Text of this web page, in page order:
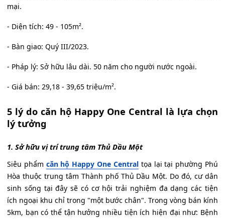
mại.
- Diện tích: 49 - 105m².
- Bàn giao: Quý III/2023.
- Pháp lý: Sở hữu lâu dài. 50 năm cho người nước ngoài.
- Giá bán: 29,18 - 39,65 triệu/m².
5 lý do căn hộ Happy One Central là lựa chọn
lý tưởng
1. Sở hữu vị trí trung tâm Thủ Dầu Một
Siêu phẩm căn hộ Happy One Centraltọa lại tại phường Phú
Hòa thuộc trung tâm Thành phố Thủ Dầu Một. Do đó, cư dân
sinh sống tại đây sẽ có cơ hội trải nghiệm đa dạng các tiện
ích ngoại khu chỉ trong "một bước chân". Trong vòng bán kính
5km, bạn có thể tận hưởng nhiều tiện ích hiện đại như: Bệnh